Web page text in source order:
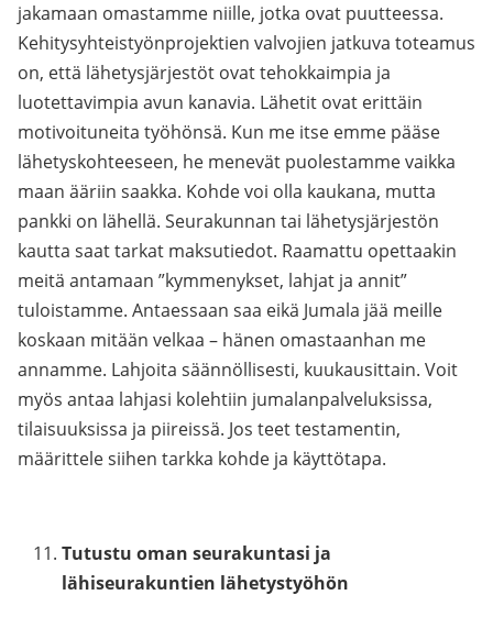
jakamaan omastamme niille, jotka ovat puutteessa.
Kehitysyhteistyönprojektien valvojien jatkuva toteamus
on, että lähetysjärjestöt ovat tehokkaimpia ja
luotettavimpia avun kanavia. Lähetit ovat erittäin
motivoituneita työhönsä. Kun me itse emme pääse
lähetyskohteeseen, he menevät puolestamme vaikka
maan ääriin saakka. Kohde voi olla kaukana, mutta
pankki on lähellä. Seurakunnan tai lähetysjärjestön
kautta saat tarkat maksutiedot. Raamattu opettaakin
meitä antamaan ”kymmenykset, lahjat ja annit”
tuloistamme. Antaessaan saa eikä Jumala jää meille
koskaan mitään velkaa – hänen omastaanhan me
annamme. Lahjoita säännöllisesti, kuukausittain. Voit
myös antaa lahjasi kolehtiin jumalanpalveluksissa,
tilaisuuksissa ja piireissä. Jos teet testamentin,
määrittele siihen tarkka kohde ja käyttötapa.
Tutustu oman seurakuntasi ja
lähiseurakuntien lähetystyöhön